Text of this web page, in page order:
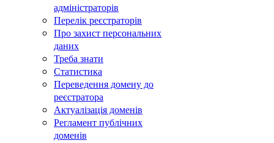
адміністраторів
Перелік реєстраторів
Про захист персональних
даних
Треба знати
Статистика
Переведення домену до
реєстратора
Актуалізація доменів
Регламент публічних
доменів